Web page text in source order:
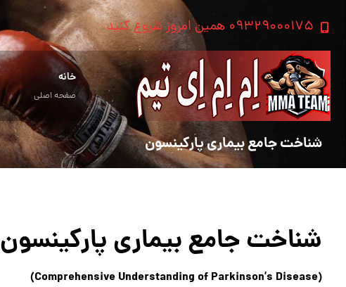
۰۹۳۲۹۰۰۰۱۷۵ همین امروز شروع کنید
خانه
صفحه اصلی
شناخت جامع بیماری پارکینسون
شناخت جامع بیماری پارکینسون
(Comprehensive Understanding of Parkinson’s Disease)